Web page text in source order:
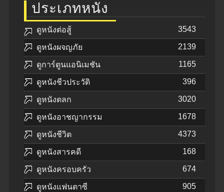
ประเภทหนัง
ดูหนังต่อสู้ 3543
ดูหนังผจญภัย 2139
ดูการ์ตูนแอนิเมชัน 1165
ดูหนังชีวประวัติ 396
ดูหนังตลก 3020
ดูหนังอาชญากรรม 1678
ดูหนังชีวิต 4373
ดูหนังสารคดี 168
ดูหนังครอบครัว 674
ดูหนังแฟนตาซี 905